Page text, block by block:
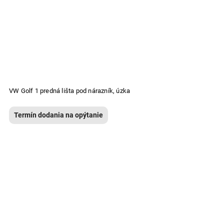
VW Golf 1 predná lišta pod nárazník, úzka
Termín dodania na opýtanie